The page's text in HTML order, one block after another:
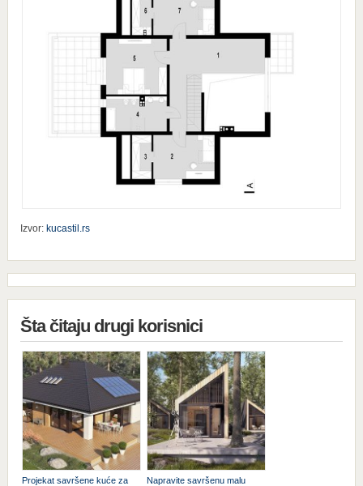
Izvor: kucastil.rs
Šta čitaju drugi korisnici
Projekat savršene kuće za
Napravite savršenu malu